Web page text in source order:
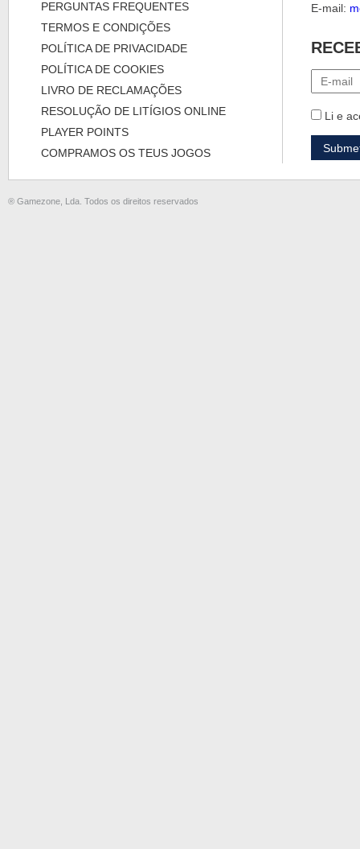
PERGUNTAS FREQUENTES
TERMOS E CONDIÇÕES
POLÍTICA DE PRIVACIDADE
POLÍTICA DE COOKIES
LIVRO DE RECLAMAÇÕES
RESOLUÇÃO DE LITÍGIOS ONLINE
PLAYER POINTS
COMPRAMOS OS TEUS JOGOS
E-mail:
Li e
® Gamezone, Lda. Todos os direitos reservados